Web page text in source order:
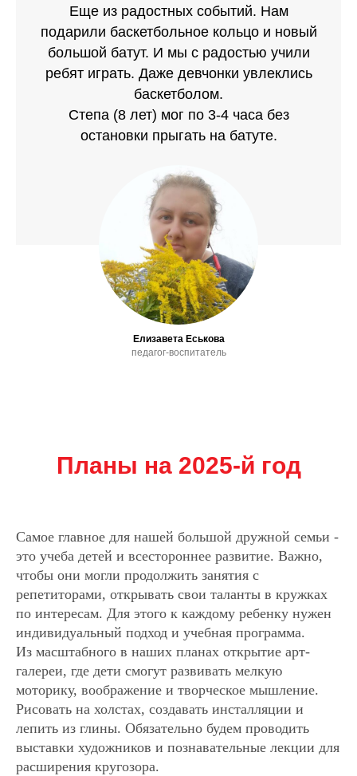
Еще из радостных событий. Нам
подарили баскетбольное кольцо и новый
большой батут. И мы с радостью учили
ребят играть. Даже девчонки увлеклись
баскетболом.
Степа (8 лет) мог по 3-4 часа без
остановки прыгать на батуте.
Елизавета Еськова
педагог-воспитатель
Планы на 2025-й год
Самое главное для нашей большой дружной семьи -
это учеба детей и всестороннее развитие. Важно,
чтобы они могли продолжить занятия с
репетиторами, открывать свои таланты в кружках
по интересам. Для этого к каждому ребенку нужен
индивидуальный подход и учебная программа.
Из масштабного в наших планах открытие арт-
галереи, где дети смогут развивать мелкую
моторику, воображение и творческое мышление.
Рисовать на холстах, создавать инсталляции и
лепить из глины. Обязательно будем проводить
выставки художников и познавательные лекции для
расширения кругозора.